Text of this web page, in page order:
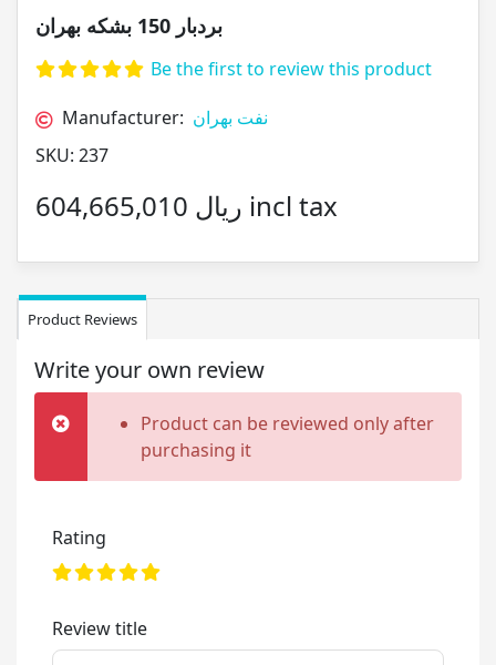
بردبار 150 بشکه بهران
Be the first to review this product
Manufacturer: نفت بهران
SKU: 237
604,665,010 ریال incl tax
Product Reviews
Write your own review
Product can be reviewed only after
purchasing it
Rating
Review title